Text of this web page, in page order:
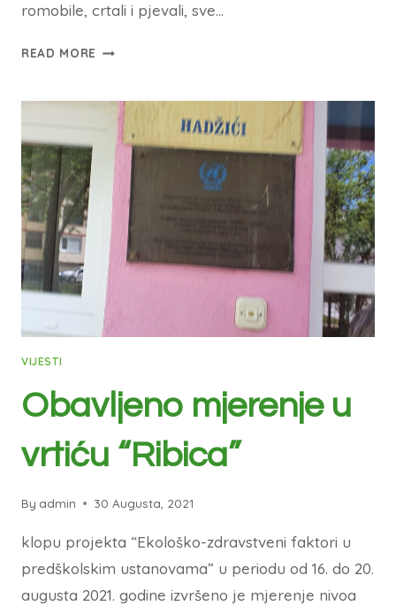
romobile, crtali i pjevali, sve…
READ MORE
VIJESTI
Obavljeno mjerenje u
vrtiću “Ribica”
By admin 30 Augusta, 2021
klopu projekta “Ekološko-zdravstveni faktori u
predškolskim ustanovama” u periodu od 16. do 20.
augusta 2021. godine izvršeno je mjerenje nivoa